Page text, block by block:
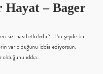
Hayat – Bager
sizi nasıl etkiledir? Bu şeyde bir
var olduğunu iddia ediyorsun.
olduğunu iddia…